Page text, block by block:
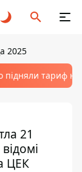
2025
підняли тариф
21
ЦЕК